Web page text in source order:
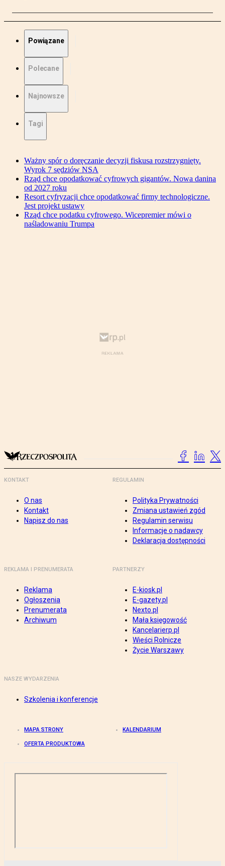
Powiązane
Polecane
Najnowsze
Tagi
Ważny spór o doręczanie decyzji fiskusa rozstrzygnięty.
Wyrok 7 sędziów NSA
Rząd chce opodatkować cyfrowych gigantów. Nowa danina
od 2027 roku
Resort cyfryzacji chce opodatkować firmy technologiczne.
Jest projekt ustawy
Rząd chce podatku cyfrowego. Wicepremier mówi o
naśladowaniu Trumpa
KONTAKT
O nas
Kontakt
Napisz do nas
REGULAMIN
Polityka Prywatności
Zmiana ustawień zgód
Regulamin serwisu
Informacje o nadawcy
Deklaracja dostępności
REKLAMA I PRENUMERATA
Reklama
Ogłoszenia
Prenumerata
Archiwum
PARTNERZY
E-kiosk.pl
E-gazety.pl
Nexto.pl
Mała księgowość
Kancelarierp.pl
Wieści Rolnicze
Życie Warszawy
NASZE WYDARZENIA
Szkolenia i konferencje
MAPA STRONY KALENDARIUM
OFERTA PRODUKTOWA